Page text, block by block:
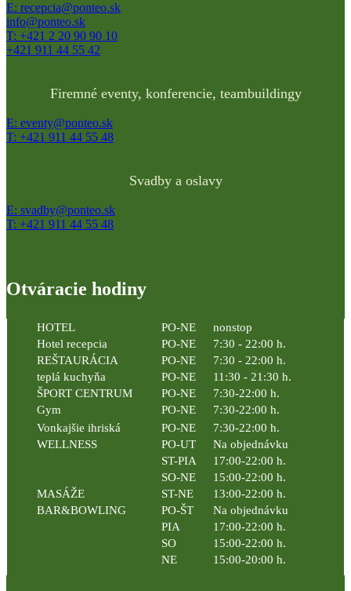
E: recepcia@ponteo.sk
info@ponteo.sk
T: +421 2 20 90 90 10
+421 911 44 55 42
Firemné eventy, konferencie, teambuildingy
E: eventy@ponteo.sk
T: +421 911 44 55 48
Svadby a oslavy
E: svadby@ponteo.sk
T: +421 911 44 55 48
Otváracie hodiny
HOTEL PO-NE
nonstop
Hotel recepcia
PO-NE
7:30 - 22:00 h.
REŠTAURÁCIA
PO-NE
7:30 - 22:00 h.
teplá kuchyňa
PO-NE
11:30 - 21:30 h.
ŠPORT CENTRUM
PO-NE
7:30-22:00 h.
Gym
PO-NE
7:30-22:00 h.
Vonkajšie ihriská
PO-NE
7:30-22:00 h.
WELLNESS
PO-UT
Na objednávku
ST-PIA
17:00-22:00 h.
SO-NE
15:00-22:00 h.
MASÁŽE
ST-NE
13:00-22:00 h.
BAR&BOWLING
PO-ŠT
Na objednávku
PIA
17:00-22:00 h.
SO
15:00-22:00 h.
NE
15:00-20:00 h.